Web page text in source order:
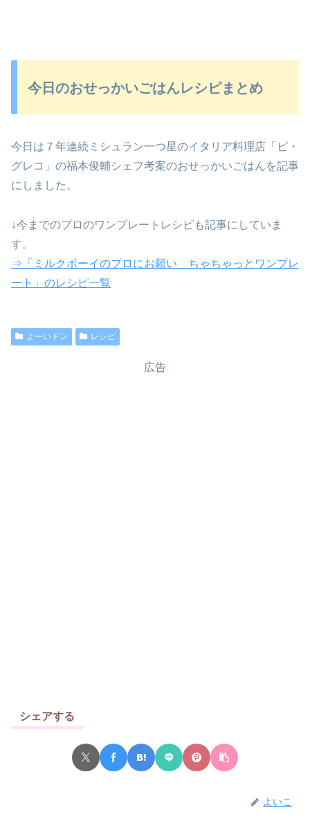
今日のおせっかいごはんレシピまとめ
今日は７年連続ミシュラン一つ星のイタリア料理店「ピ・
グレコ」の福本俊輔シェフ考案のおせっかいごはんを記事
にしました。
↓今までのプロのワンプレートレシピも記事にしていま
す。
⇒「ミルクボーイのプロにお願い ちゃちゃっとワンプレ
ート」のレシピ一覧
よーいドン レシピ
広告
シェアする
よいこ